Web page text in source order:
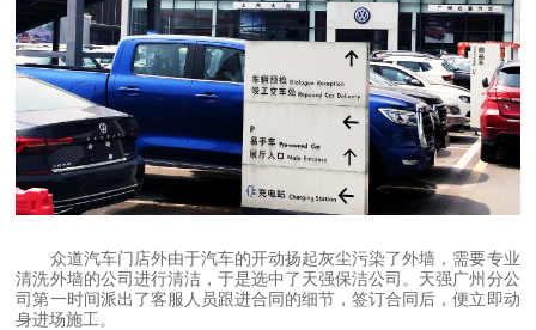
众道汽车门店外由于汽车的开动扬起灰尘污染了外墙，需要专业
清洗外墙的公司进行清洁，于是选中了天强保洁公司。天强广州分公
司第一时间派出了客服人员跟进合同的细节，签订合同后，便立即动
身进场施工。